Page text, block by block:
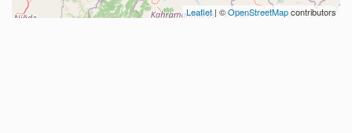
Leaflet| ©OpenStreetMapcontributors